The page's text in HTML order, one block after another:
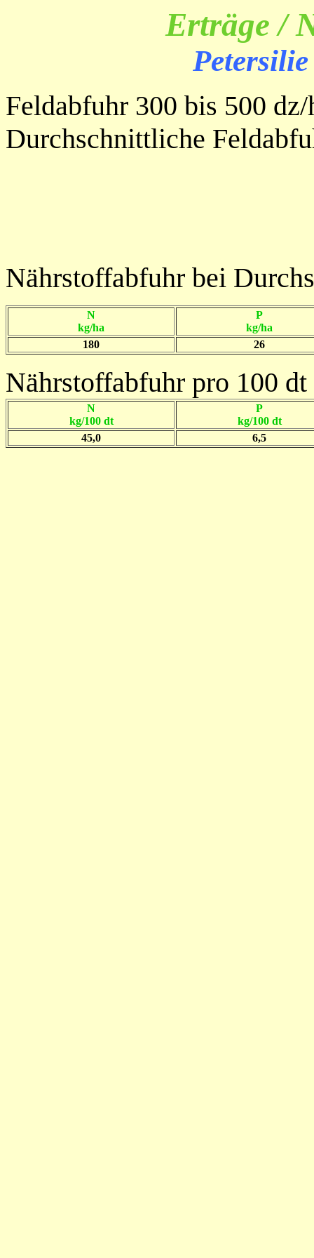
Erträge /
Feldabfuhr 300 bis 500 dz/
Durchschnittliche
Nährstoffabfuhr bei
N
kg/ha
P
kg/ha
180
26
Nährstoffabfuhr pro 100
N
kg/100 dt
P
kg/100 dt
45,0
6,5